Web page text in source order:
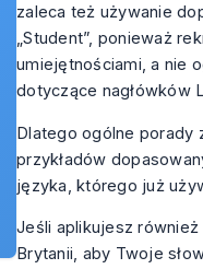
zaleca też używanie
„Student”, ponieważ
umiejętnościami, a nie
dotyczące nagłówków
Dlatego ogólne porady
przykładów
języka, którego już
Jeśli aplikujesz
Brytanii, aby Twoje